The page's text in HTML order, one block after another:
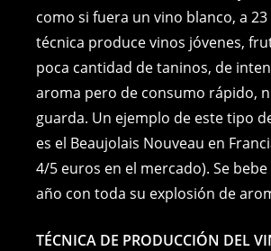
como si fuera un vino blanco, a 23
técnica produce vinos jóvenes,
poca cantidad de taninos, de
aroma pero de consumo rápido,
guarda. Un ejemplo de este tipo
es el Beaujolais Nouveau en
4/5 euros en el mercado). Se
año con toda su explosión de
TÉCNICA DE PRODUCCIÓN DEL